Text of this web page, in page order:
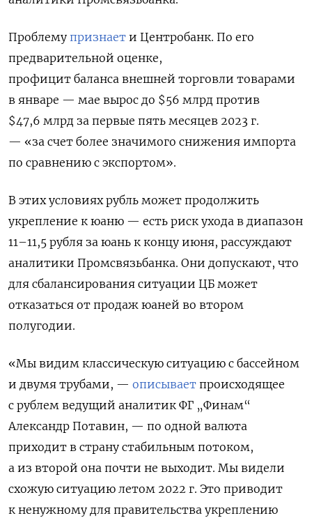
Проблему признает и Центробанк. По его
предварительной оценке,
профицит баланса внешней торговли товарами
в январе — мае вырос до $56 млрд против
$47,6 млрд за первые пять месяцев 2023 г.
— «за счет более значимого снижения импорта
по сравнению с экспортом».
В этих условиях рубль может продолжить
укрепление к юаню — есть риск ухода в диапазон
11–11,5 рубля за юань к концу июня, рассуждают
аналитики Промсвязьбанка. Они допускают, что
для сбалансирования ситуации ЦБ может
отказаться от продаж юаней во втором
полугодии.
«Мы видим классическую ситуацию с бассейном
и двумя трубами, — описывает происходящее
с рублем ведущий аналитик ФГ „Финам“
Александр Потавин, — по одной валюта
приходит в страну стабильным потоком,
а из второй она почти не выходит. Мы видели
схожую ситуацию летом 2022 г. Это приводит
к ненужному для правительства укреплению